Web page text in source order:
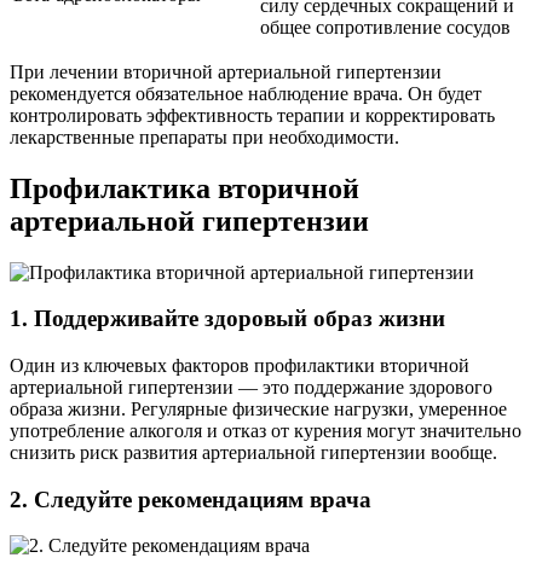
силу сердечных сокращений и
общее сопротивление сосудов
При лечении вторичной артериальной гипертензии
рекомендуется обязательное наблюдение врача. Он будет
контролировать эффективность терапии и корректировать
лекарственные препараты при необходимости.
Профилактика вторичной
артериальной гипертензии
1. Поддерживайте здоровый образ жизни
Один из ключевых факторов профилактики вторичной
артериальной гипертензии — это поддержание здорового
образа жизни. Регулярные физические нагрузки, умеренное
употребление алкоголя и отказ от курения могут значительно
снизить риск развития артериальной гипертензии вообще.
2. Следуйте рекомендациям врача